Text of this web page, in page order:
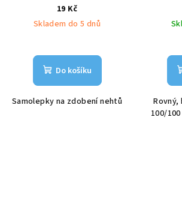
19 Kč
Skladem do 5 dnů
Do košíku
Samolepky na zdobení nehtů
100/